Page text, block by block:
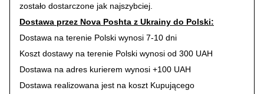
zostało dostarczone jak najszybciej.
Dostawa przez Nova Poshta z Ukrainy do Polski:
Dostawa na terenie Polski wynosi 7-10 dni
Koszt dostawy na terenie Polski wynosi od 300 UAH
Dostawa na adres kurierem wynosi +100 UAH
Dostawa realizowana jest na koszt Kupującego